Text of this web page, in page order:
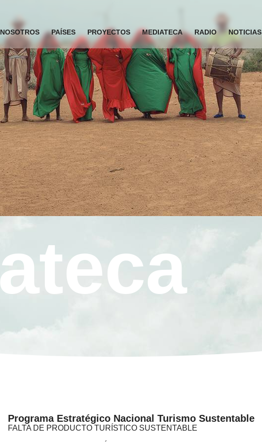
NOSOTROS PAÍSES PROYECTOS MEDIATECA RADIO NOTICIAS
Programa Estratégico Nacional Turismo Sustentable
FALTA DE PRODUCTO TURÍSTICO SUSTENTABLE